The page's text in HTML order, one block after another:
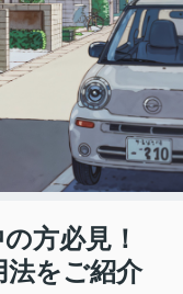
方必見！
法をご紹介